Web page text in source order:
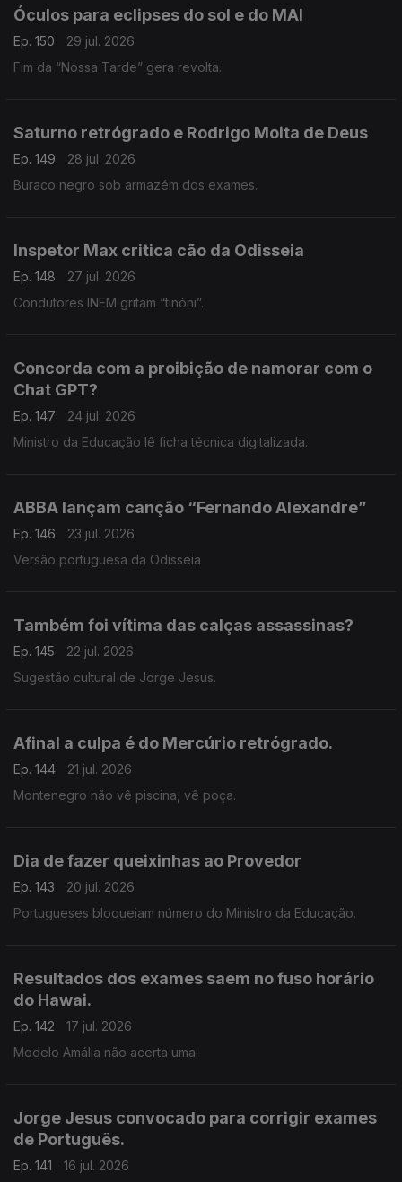
Óculos para eclipses do sol e do MAI
Ep. 150
29 jul. 2026
Fim da “Nossa Tarde” gera revolta.
Saturno retrógrado e Rodrigo Moita de Deus
Ep. 149
28 jul. 2026
Buraco negro sob armazém dos exames.
Inspetor Max critica cão da Odisseia
Ep. 148
27 jul. 2026
Condutores INEM gritam “tinóni”.
Concorda com a proibição de namorar com o
Chat GPT?
Ep. 147
24 jul. 2026
Ministro da Educação lê ficha técnica digitalizada.
ABBA lançam canção “Fernando Alexandre”
Ep. 146
23 jul. 2026
Versão portuguesa da Odisseia
Também foi vítima das calças assassinas?
Ep. 145
22 jul. 2026
Sugestão cultural de Jorge Jesus.
Afinal a culpa é do Mercúrio retrógrado.
Ep. 144
21 jul. 2026
Montenegro não vê piscina, vê poça.
Dia de fazer queixinhas ao Provedor
Ep. 143
20 jul. 2026
Portugueses bloqueiam número do Ministro da Educação.
Resultados dos exames saem no fuso horário
do Hawai.
Ep. 142
17 jul. 2026
Modelo Amália não acerta uma.
Jorge Jesus convocado para corrigir exames
de Português.
Ep. 141
16 jul. 2026